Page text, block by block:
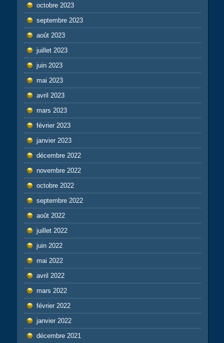
octobre 2023
septembre 2023
août 2023
juillet 2023
juin 2023
mai 2023
avril 2023
mars 2023
février 2023
janvier 2023
décembre 2022
novembre 2022
octobre 2022
septembre 2022
août 2022
juillet 2022
juin 2022
mai 2022
avril 2022
mars 2022
février 2022
janvier 2022
décembre 2021